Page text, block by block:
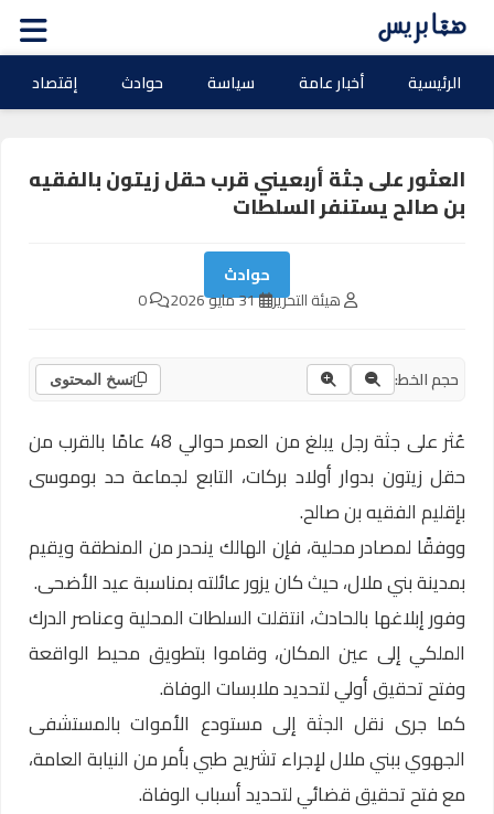
الرئيسية أخبار عامة سياسة حوادث إقتصاد
العثور على جثة أربعيني قرب حقل زيتون بالفقيه
بن صالح يستنفر السلطات
حوادث
هيئة التحرير 31 مايو 2026 0
حجم الخط: نسخ المحتوى
عُثر على جثة رجل يبلغ من العمر حوالي 48 عامًا بالقرب من
حقل زيتون بدوار أولاد بركات، التابع لجماعة حد بوموسى
بإقليم الفقيه بن صالح.
ووفقًا لمصادر محلية، فإن الهالك ينحدر من المنطقة ويقيم
بمدينة بني ملال، حيث كان يزور عائلته بمناسبة عيد الأضحى.
وفور إبلاغها بالحادث، انتقلت السلطات المحلية وعناصر الدرك
الملكي إلى عين المكان، وقاموا بتطويق محيط الواقعة
وفتح تحقيق أولي لتحديد ملابسات الوفاة.
كما جرى نقل الجثة إلى مستودع الأموات بالمستشفى
الجهوي ببني ملال لإجراء تشريح طبي بأمر من النيابة العامة،
مع فتح تحقيق قضائي لتحديد أسباب الوفاة.